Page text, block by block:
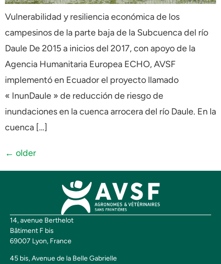
Vulnerabilidad y resiliencia económica de los
campesinos de la parte baja de la Subcuenca del río
Daule De 2015 a inicios del 2017, con apoyo de la
Agencia Humanitaria Europea ECHO, AVSF
implementó en Ecuador el proyecto llamado
« InunDaule » de reducción de riesgo de
inundaciones en la cuenca arrocera del río Daule. En la
cuenca […]
← older
14, avenue Berthelot
Bâtiment F bis
69007 Lyon, France
45 bis, Avenue de la Belle Gabrielle